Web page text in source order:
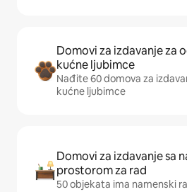
Domovi za izdavanje za
kućne ljubimce
Nađite 60 domova za
kućne ljubimce
Domovi za izdavanje sa
prostorom za rad
50 objekata ima namenski